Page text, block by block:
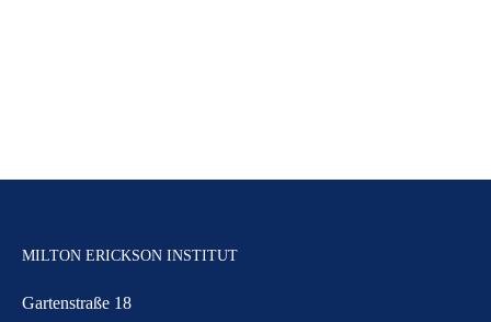
MILTON ERICKSON INSTITUT
Gartenstraße 18